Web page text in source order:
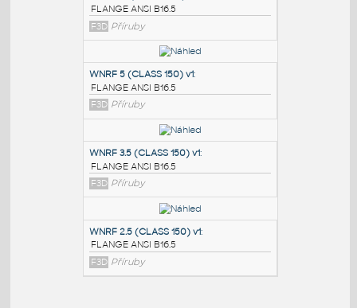
PODOBNÉ BLOKY
SORF 1.5 (CLASS 150):
FLANGE ANSI B16.5
F3D Příruby
WNRF 5 (CLASS 150) v1
FLANGE ANSI B16.5
F3D Příruby